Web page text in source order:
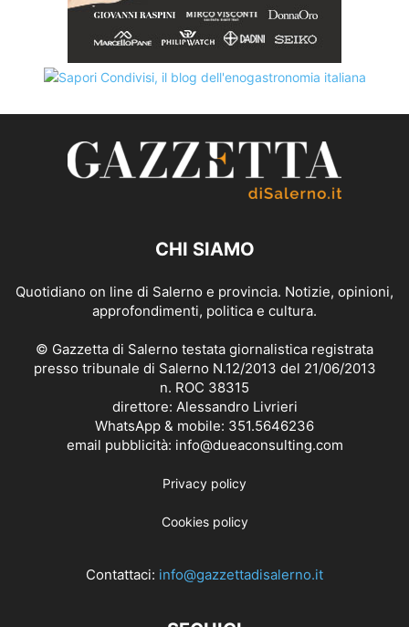
CHI SIAMO
Quotidiano on line di Salerno e provincia. Notizie, opinioni,
approfondimenti, politica e cultura.
© Gazzetta di Salerno testata giornalistica registrata
presso tribunale di Salerno N.12/2013 del 21/06/2013
n. ROC 38315
direttore: Alessandro Livrieri
WhatsApp & mobile: 351.5646236
email pubblicità: info@dueaconsulting.com
Privacy policy
Cookies policy
Contattaci: info@gazzettadisalerno.it